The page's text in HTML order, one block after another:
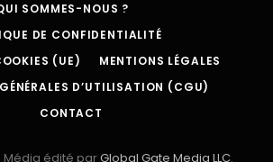
SOMMES-NOUS ?
DE CONFIDENTIALITÉ
(UE)
MENTIONS LÉGALES
D’UTILISATION (CGU)
CONTACT
Média édité parGlobal Gate Media LLC.